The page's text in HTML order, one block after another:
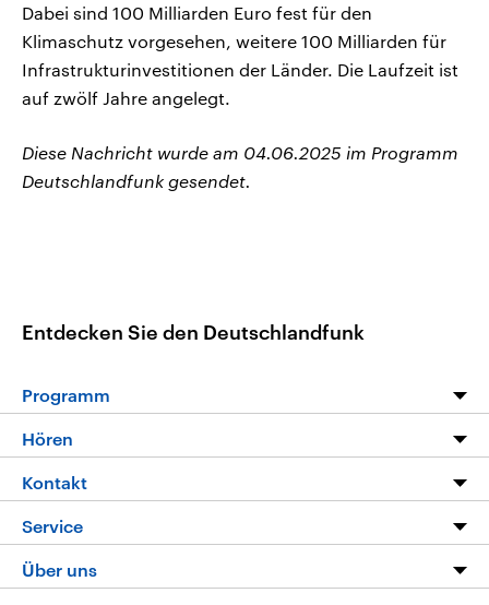
Dabei sind 100 Milliarden Euro fest für den
Klimaschutz vorgesehen, weitere 100 Milliarden für
Infrastrukturinvestitionen der Länder. Die Laufzeit ist
auf zwölf Jahre angelegt.
Diese Nachricht wurde am 04.06.2025 im Programm
Deutschlandfunk gesendet.
Entdecken Sie den Deutschlandfunk
Programm
Programm
Die Nachrichten
Nachrichtenleicht
Neue Beiträge auf dlf.de
Hören
Livestream
Podcasts
Deutschlandfunk App
Kontakt
Hörerservice
Service
FAQ
Über uns